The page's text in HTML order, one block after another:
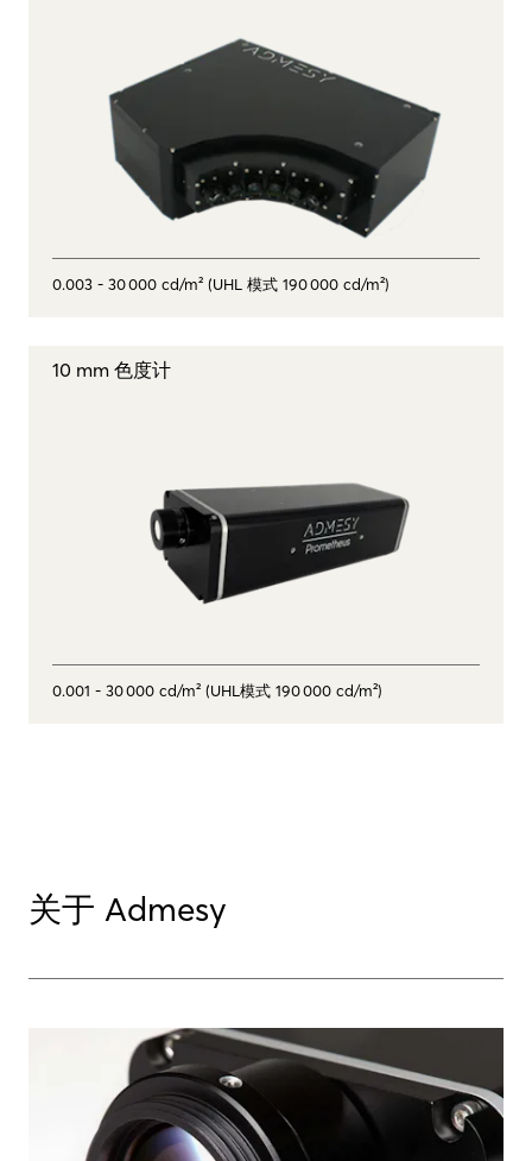
0.003 - 30 000 cd/m² (UHL 模式 190 000 cd/m²)
10 mm 色度计
0.001 - 30 000 cd/m² (UHL模式 190 000 cd/m²)
关于 Admesy